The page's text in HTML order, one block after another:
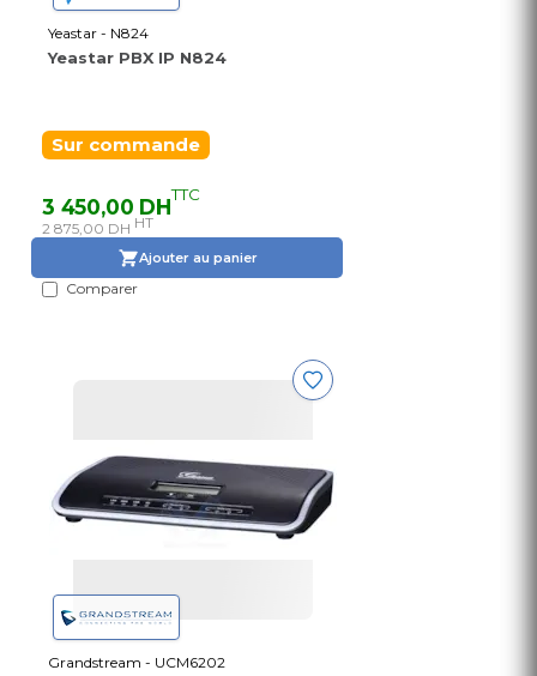
Yeastar - N824
Yeastar PBX IP N824
Sur commande
3 450,00 DHTTC
2 875,00 DH HT
Ajouter au panier
Comparer
Grandstream - UCM6202